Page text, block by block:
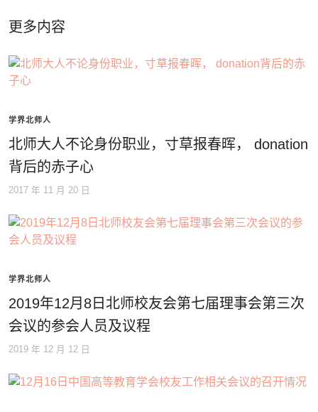
更多内容
学界北师人
北师大人不论身份职业，寸草报春晖， donation
背后的赤子心
2017 年 11 月 20 日
学界北师人
2019年12月8日北师校友会第七届理事会第三次
会议的参会人员及议程
2019 年 12 月 12 日